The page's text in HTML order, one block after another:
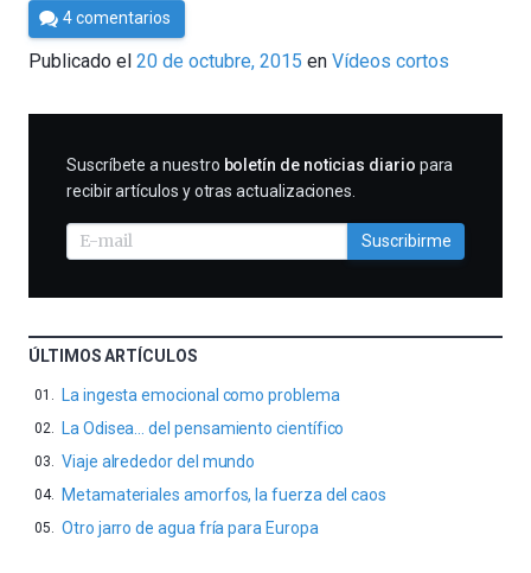
Por
César
Tomé
4 comentarios
Publicado el 20 de octubre, 2015 en Vídeos cortos
SUSCRIBIRME
Suscríbete a nuestro boletín de noticias diario para
recibir artículos y otras actualizaciones.
Suscribirme
ÚLTIMOS ARTÍCULOS
La ingesta emocional como problema
La Odisea… del pensamiento científico
Viaje alrededor del mundo
Metamateriales amorfos, la fuerza del caos
Otro jarro de agua fría para Europa